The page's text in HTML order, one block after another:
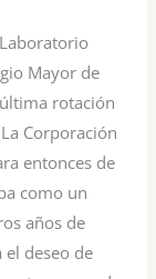
Mayor de
rotación
Corporación
entonces de
como un
años de
deseo de